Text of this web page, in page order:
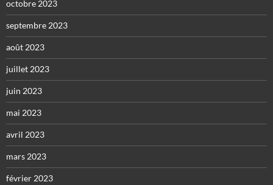
octobre 2023
septembre 2023
août 2023
juillet 2023
juin 2023
mai 2023
avril 2023
mars 2023
février 2023